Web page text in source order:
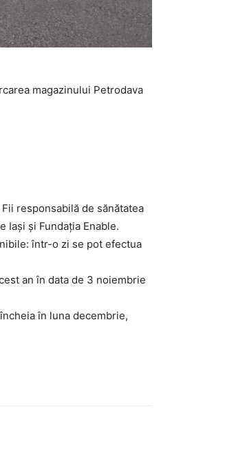
magazinului Petrodava
responsabilă de sănătatea
Iași și Fundația Enable.
într-o zi se pot efectua
an în data de 3 noiembrie
în luna decembrie,